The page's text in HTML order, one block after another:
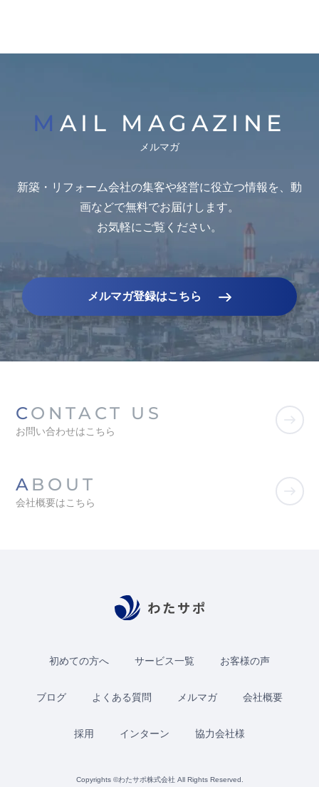
MAIL MAGAZINE
メルマガ
新築・リフォーム会社の集客や経営に役立つ情報を、動
画などで無料でお届けします。
お気軽にご覧ください。
メルマガ登録はこちら
CONTACT US
お問い合わせはこちら
ABOUT
会社概要はこちら
初めての方へ サービス一覧 お客様の声
ブログ よくある質問 メルマガ 会社概要
採用 インターン 協力会社様
Copyrights ©わたサポ株式会社 All Rights Reserved.